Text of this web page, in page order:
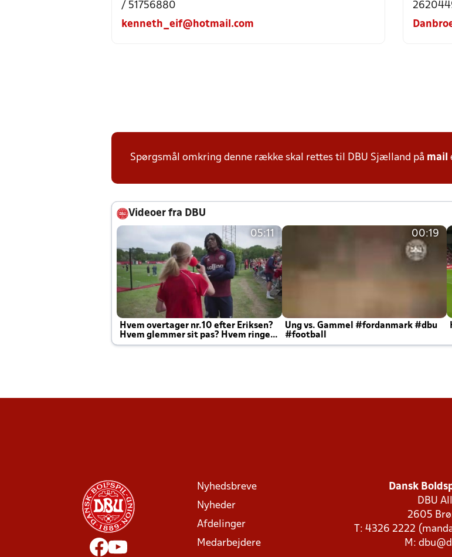
/ 51756880
kenneth_eif@hotmail.com
Spørgsmål omkring denne række skal rettes til DBU Sjælland på mail
Videoer fra DBU
05:11
Hvem overtager nr.10 efter Eriksen?
Hvem glemmer sit pas? Hvem ringer
Joachim altid til efter kampe?
00:19
Ung vs. Gammel #fordanmark #dbu
#football
Nyhedsbreve
Nyheder
Afdelinger
Medarbejdere
Dansk
DBU
2605
T: 4326 2222
M: